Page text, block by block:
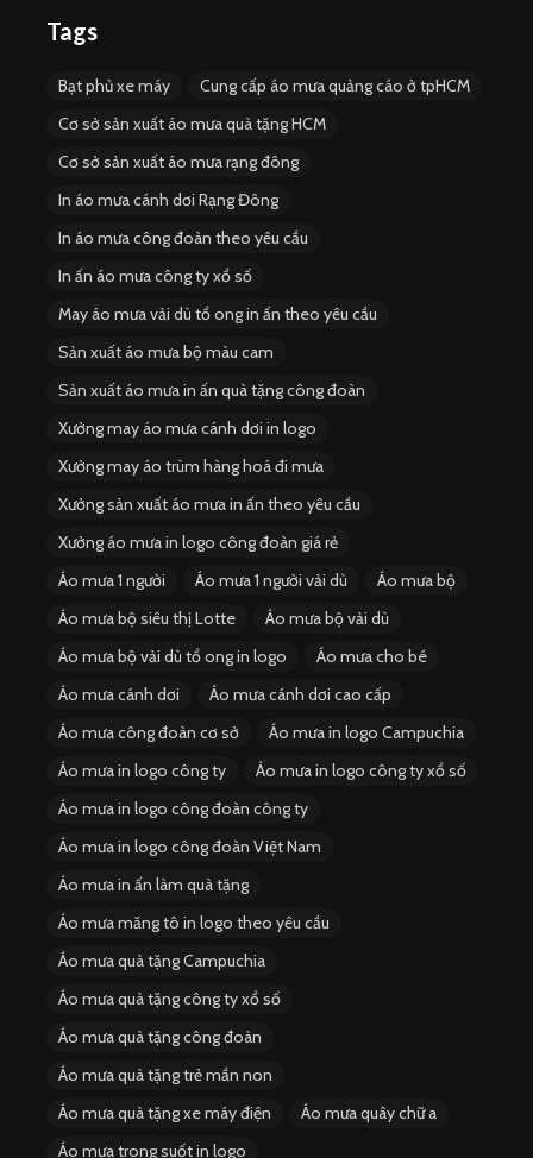
Tags
Bạt phủ xe máy
Cung cấp áo mưa quảng cáo ở tpHCM
Cơ sở sản xuất áo mưa quà tặng HCM
Cơ sở sản xuất áo mưa rạng đông
In áo mưa cánh dơi Rạng Đông
In áo mưa công đoàn theo yêu cầu
In ấn áo mưa công ty xổ số
May áo mưa vải dù tổ ong in ấn theo yêu cầu
Sản xuất áo mưa bộ màu cam
Sản xuất áo mưa in ấn quà tặng công đoàn
Xưởng may áo mưa cánh dơi in logo
Xưởng may áo trùm hàng hoá đi mưa
Xưởng sản xuất áo mưa in ấn theo yêu cầu
Xưởng áo mưa in logo công đoàn giá rẻ
Áo mưa 1 người
Áo mưa 1 người vải dù
Áo mưa bộ
Áo mưa bộ siêu thị Lotte
Áo mưa bộ vải dù
Áo mưa bộ vải dù tổ ong in logo
Áo mưa cho bé
Áo mưa cánh dơi
Áo mưa cánh dơi cao cấp
Áo mưa công đoàn cơ sở
Áo mưa in logo Campuchia
Áo mưa in logo công ty
Áo mưa in logo công ty xổ số
Áo mưa in logo công đoàn công ty
Áo mưa in logo công đoàn Việt Nam
Áo mưa in ấn làm quà tặng
Áo mưa măng tô in logo theo yêu cầu
Áo mưa quà tặng Campuchia
Áo mưa quà tặng công ty xổ số
Áo mưa quà tặng công đoàn
Áo mưa quà tặng trẻ mần non
Áo mưa quà tặng xe máy điện
Áo mưa quây chữ a
Áo mưa trong suốt in logo